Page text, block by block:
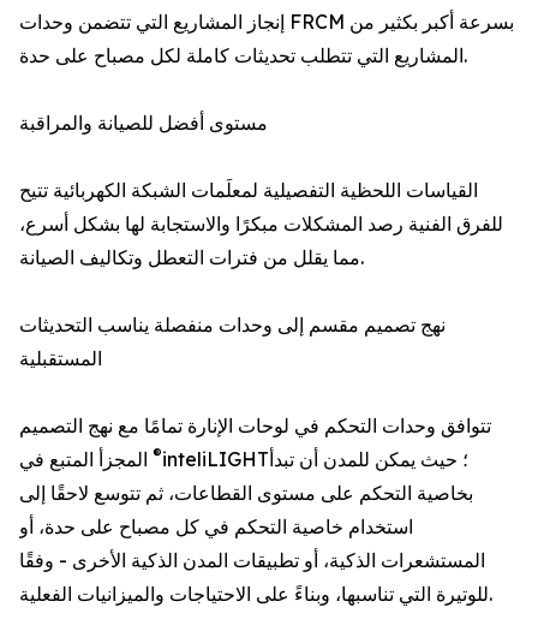
إنجاز المشاريع التي تتضمن وحدات FRCM بسرعة أكبر بكثير من
المشاريع التي تتطلب تحديثات كاملة لكل مصباح على حدة.
مستوى أفضل للصيانة والمراقبة
القياسات اللحظية التفصيلية لمعلَمات الشبكة الكهربائية تتيح
للفرق الفنية رصد المشكلات مبكرًا والاستجابة لها بشكل أسرع،
مما يقلل من فترات التعطل وتكاليف الصيانة.
نهج تصميم مقسم إلى وحدات منفصلة يناسب التحديثات
المستقبلية
تتوافق وحدات التحكم في لوحات الإنارة تمامًا مع نهج التصميم
®inteliLIGHT؛ حيث يمكن للمدن أن تبدأ
بخاصية التحكم على مستوى القطاعات، ثم تتوسع لاحقًا إلى
استخدام خاصية التحكم في كل مصباح على حدة، أو
المستشعرات الذكية، أو تطبيقات المدن الذكية الأخرى - وفقًا
للوتيرة التي تناسبها، وبناءً على الاحتياجات والميزانيات الفعلية.